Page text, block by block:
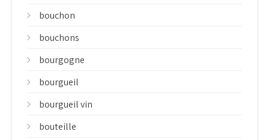
bouchon
bouchons
bourgogne
bourgueil
bourgueil vin
bouteille